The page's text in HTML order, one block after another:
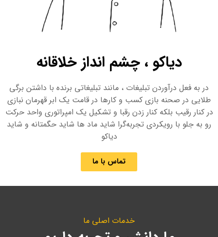
دیاکو ، چشم انداز خلاقانه
در به فعل درآوردن تبلیغات ، مانند تبلیغاتی برنده با داشتن برگی
طلایی در صحنه بازی کسب و کارها در قامت یک ابر قهرمان نبازی
در کنار رقیب بلکه کنار زدن رقبا و تشکیل یک امپراتوری واحد حرکت
رو به جلو با رویکردی تجربه‌گرا شاید ماد ها شاید حگمتانه و شاید
دیاکو
تماس با ما
خدمات اصلی ما